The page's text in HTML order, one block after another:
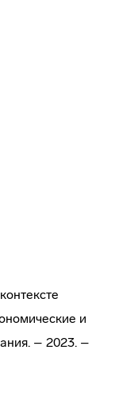
и
– 2023. –